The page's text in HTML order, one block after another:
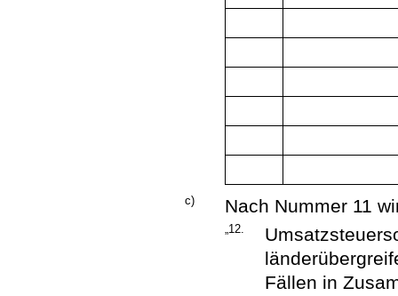
c) Nach Nummer 11
„12.
Fällen in